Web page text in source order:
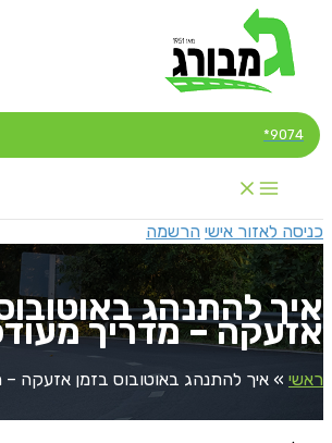
לתוכן
9074*
כניסה לאזור אישי הרשמה
איך להתנהג
אזעקה – מדריך מעודכן
ראשי » איך להתנהג באוטובוס בזמן אזעקה –